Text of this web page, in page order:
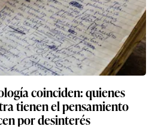
coinciden: quienes
tienen el pensamiento
por desinterés